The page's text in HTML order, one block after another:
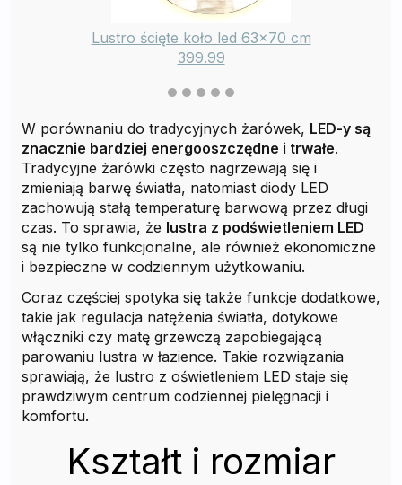
Lustro ścięte koło led 63x70 cm
399.99
W porównaniu do tradycyjnych żarówek, LED-y są
znacznie bardziej energooszczędne i trwałe.
Tradycyjne żarówki często nagrzewają się i
zmieniają barwę światła, natomiast diody LED
zachowują stałą temperaturę barwową przez długi
czas. To sprawia, że lustra z podświetleniem LED
są nie tylko funkcjonalne, ale również ekonomiczne
i bezpieczne w codziennym użytkowaniu.
Coraz częściej spotyka się także funkcje dodatkowe,
takie jak regulacja natężenia światła, dotykowe
włączniki czy matę grzewczą zapobiegającą
parowaniu lustra w łazience. Takie rozwiązania
sprawiają, że lustro z oświetleniem LED staje się
prawdziwym centrum codziennej pielęgnacji i
komfortu.
Kształt i rozmiar